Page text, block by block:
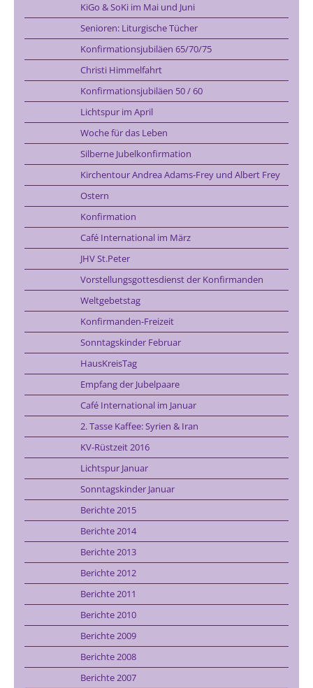
KiGo & SoKi im Mai und Juni
Senioren: Liturgische Tücher
Konfirmationsjubiläen 65/70/75
Christi Himmelfahrt
Konfirmationsjubiläen 50 / 60
Lichtspur im April
Woche für das Leben
Silberne Jubelkonfirmation
Kirchentour Andrea Adams-Frey und Albert Frey
Ostern
Konfirmation
Café International im März
JHV St.Peter
Vorstellungsgottesdienst der Konfirmanden
Weltgebetstag
Konfirmanden-Freizeit
Sonntagskinder Februar
HausKreisTag
Empfang der Jubelpaare
Café International im Januar
2. Tasse Kaffee: Syrien & Iran
KV-Rüstzeit 2016
Lichtspur Januar
Sonntagskinder Januar
Berichte 2015
Berichte 2014
Berichte 2013
Berichte 2012
Berichte 2011
Berichte 2010
Berichte 2009
Berichte 2008
Berichte 2007